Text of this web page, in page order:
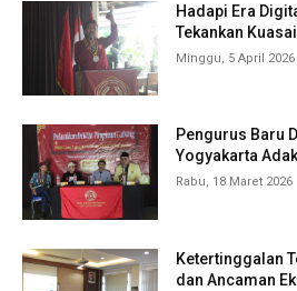
Hadapi Era
Tekankan
Minggu, 5 April 2026
Pengurus Baru
Yogyakarta
Rabu, 18 Maret 2026
Ketertinggalan
dan Ancaman